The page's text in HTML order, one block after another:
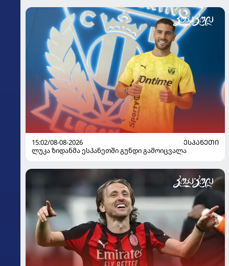
15:02/08-08-2026
ᲔᲡᲞᲐᲜᲔᲗᲘ
ლუკა ზიდანმა ესპანეთში გუნდი გამოიცვალა